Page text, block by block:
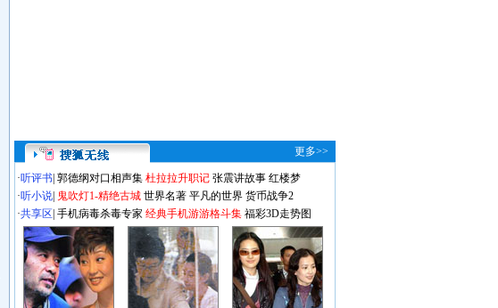
更多>>
·听评书 郭德纲对口相声集 杜拉拉升职记 张震讲故事 红楼梦
·听小说 鬼吹灯1-精绝古城 世界名著 平凡的世界 货币战争2
·共享区 手机病毒杀毒专家 经典手机游游格斗集 福彩3D走势图